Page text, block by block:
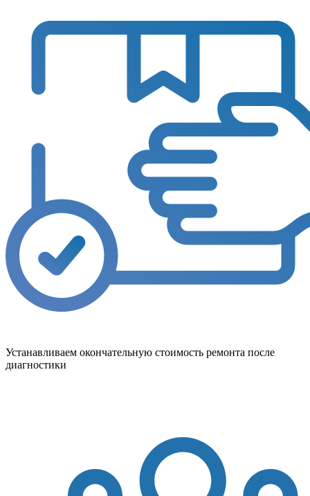
Устанавливаем окончательную стоимость ремонта после
диагностики